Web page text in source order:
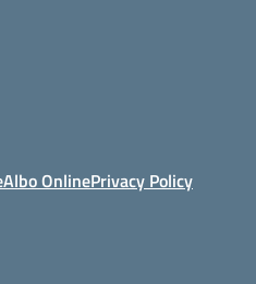
Albo OnlinePrivacy Policy